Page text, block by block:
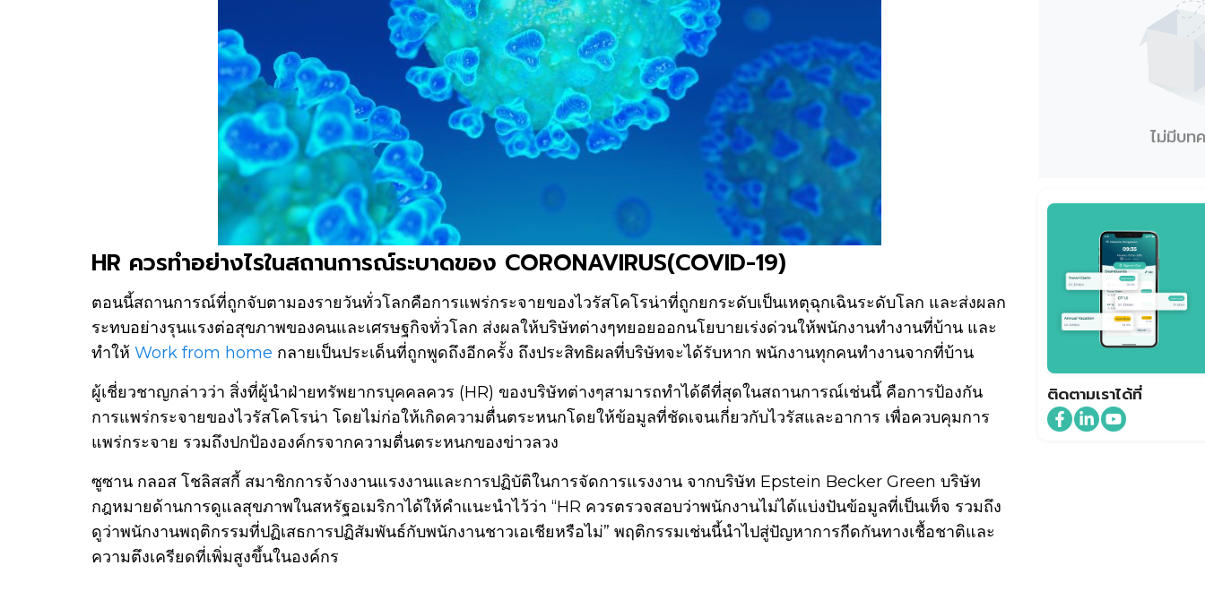
HR ควรทำอย่างไรในสถานการณ์ระบาดของ CORONAVIRUS(COVID-19)
ตอนนี้สถานการณ์ที่ถูกจับตามองรายวันทั่วโลกคือการแพร่กระจายของไวรัสโคโรน่าที่ถูกยกระดับเป็นเหตุฉุกเฉินระดับโลก และส่งผลก
ระทบอย่างรุนแรงต่อสุขภาพของคนและเศรษฐกิจทั่วโลก ส่งผลให้บริษัทต่างๆทยอยออกนโยบายเร่งด่วนให้พนักงานทำงานที่บ้าน และ
ทำให้ Work from home กลายเป็นประเด็นที่ถูกพูดถึงอีกครั้ง ถึงประสิทธิผลที่บริษัทจะได้รับหาก พนักงานทุกคนทำงานจากที่บ้าน
ผู้เชี่ยวชาญกล่าวว่า สิ่งที่ผู้นำฝ่ายทรัพยากรบุคคลควร (HR) ของบริษัทต่างๆสามารถทำได้ดีที่สุดในสถานการณ์เช่นนี้ คือการป้องกัน
การแพร่กระจายของไวรัสโคโรน่า โดยไม่ก่อให้เกิดความตื่นตระหนกโดยให้ข้อมูลที่ชัดเจนเกี่ยวกับไวรัสและอาการ เพื่อควบคุมการ
แพร่กระจาย รวมถึงปกป้ององค์กรจากความตื่นตระหนกของข่าวลวง
ซูซาน กลอส โชลิสสกี้ สมาชิกการจ้างงานแรงงานและการปฏิบัติในการจัดการแรงงาน จากบริษัท Epstein Becker Green บริษัท
กฎหมายด้านการดูแลสุขภาพในสหรัฐอเมริกาได้ให้คำแนะนำไว้ว่า “HR ควรตรวจสอบว่าพนักงานไม่ได้แบ่งปันข้อมูลที่เป็นเท็จ รวมถึง
ดูว่าพนักงานพฤติกรรมที่ปฏิเสธการปฏิสัมพันธ์กับพนักงานชาวเอเชียหรือไม่” พฤติกรรมเช่นนี้นำไปสู่ปัญหาการกีดกันทางเชื้อชาติและ
ความตึงเครียดที่เพิ่มสูงขึ้นในองค์กร
ไม่มีบท
ติดตามเราได้ที่